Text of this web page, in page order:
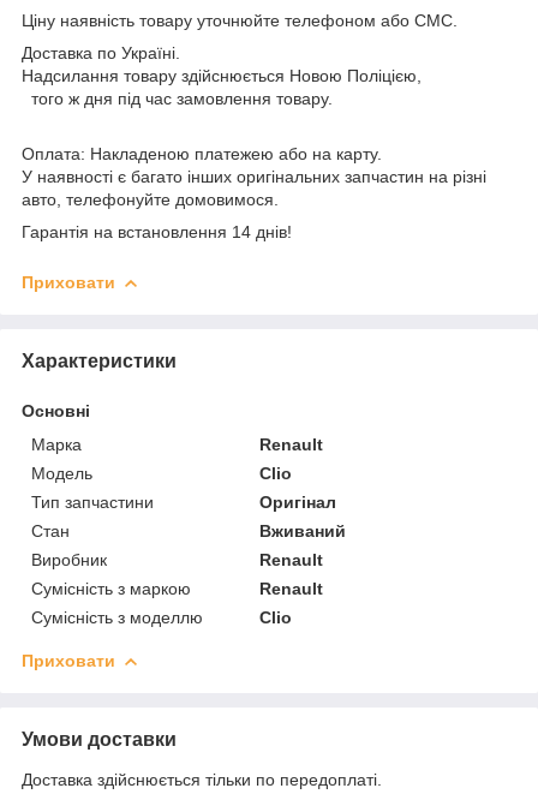
Ціну наявність товару уточнюйте телефоном або СМС.
Доставка по Україні.
Надсилання товару здійснюється Новою Поліцією,
того ж дня під час замовлення товару.
Оплата: Накладеною платежею або на карту.
У наявності є багато інших оригінальних запчастин на різні
авто, телефонуйте домовимося.
Гарантія на встановлення 14 днів!
Приховати
Характеристики
Основні
Марка
Renault
Модель
Clio
Тип запчастини
Оригінал
Стан
Вживаний
Виробник
Renault
Сумісність з маркою
Renault
Сумісність з моделлю
Clio
Приховати
Умови доставки
Доставка здійснюється тільки по передоплаті.